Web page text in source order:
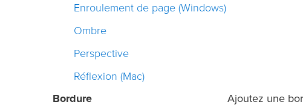
Enroulement de page (Windows)
Ombre
Perspective
Réflexion (Mac)
Bordure Ajoutez une